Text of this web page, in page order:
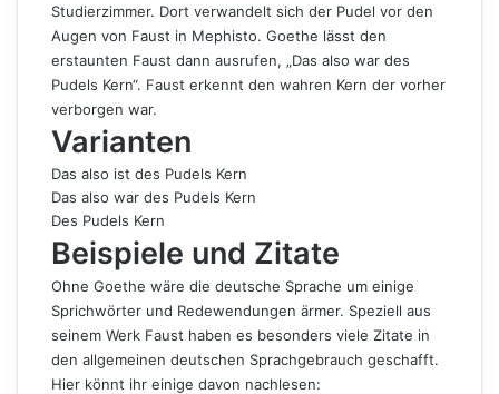
Studierzimmer. Dort verwandelt sich der Pudel vor den
Augen von Faust in Mephisto. Goethe lässt den
erstaunten Faust dann ausrufen, „Das also war des
Pudels Kern“. Faust erkennt den wahren Kern der vorher
verborgen war.
Varianten
Das also ist des Pudels Kern
Das also war des Pudels Kern
Des Pudels Kern
Beispiele und Zitate
Ohne Goethe wäre die deutsche Sprache um einige
Sprichwörter und Redewendungen ärmer. Speziell aus
seinem Werk Faust haben es besonders viele Zitate in
den allgemeinen deutschen Sprachgebrauch geschafft.
Hier könnt ihr einige davon nachlesen: